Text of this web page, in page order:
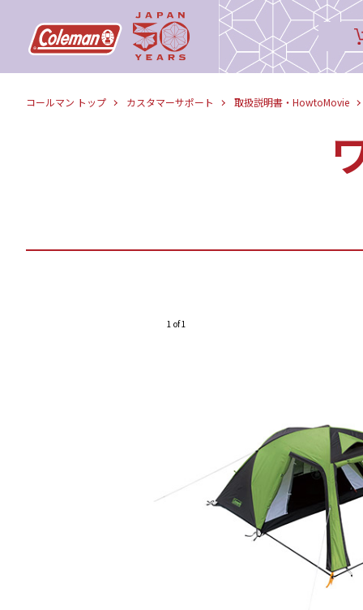
コールマン トップ カスタマーサポート 取扱説明書・HowtoMovie
1 of 1